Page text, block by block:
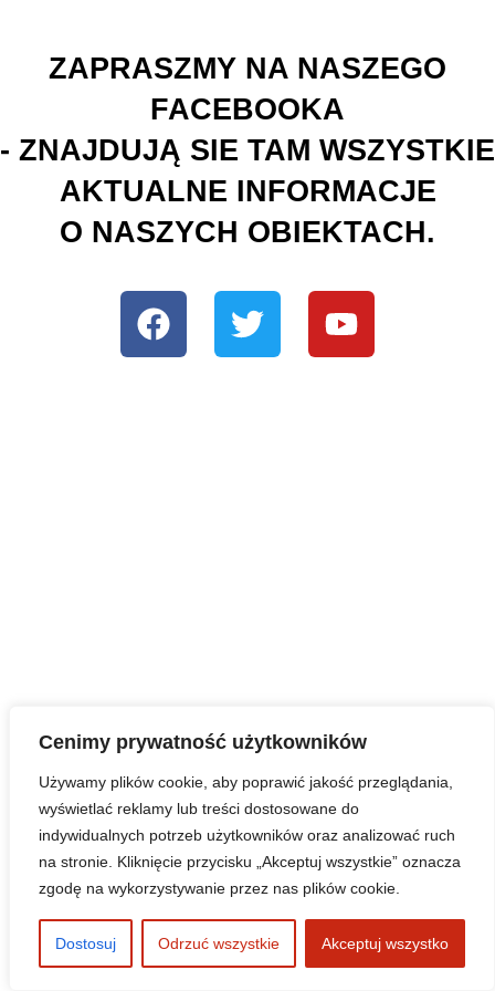
Cenimy prywatność użytkowników
Używamy plików cookie, aby poprawić jakość przeglądania,
wyświetlać reklamy lub treści dostosowane do
indywidualnych potrzeb użytkowników oraz analizować ruch
na stronie. Kliknięcie przycisku „Akceptuj wszystkie” oznacza
zgodę na wykorzystywanie przez nas plików cookie.
Dostosuj Odrzuć wszystkie Akceptuj wszystko
ZAPRASZMY NA NASZEGO
FACEBOOKA
- ZNAJDUJĄ SIE TAM WSZYSTKIE
AKTUALNE INFORMACJE
O NASZYCH OBIEKTACH.